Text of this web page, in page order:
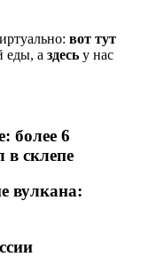
вот тут
еды, а здесь у нас
более 6
в склепе
вулкана: